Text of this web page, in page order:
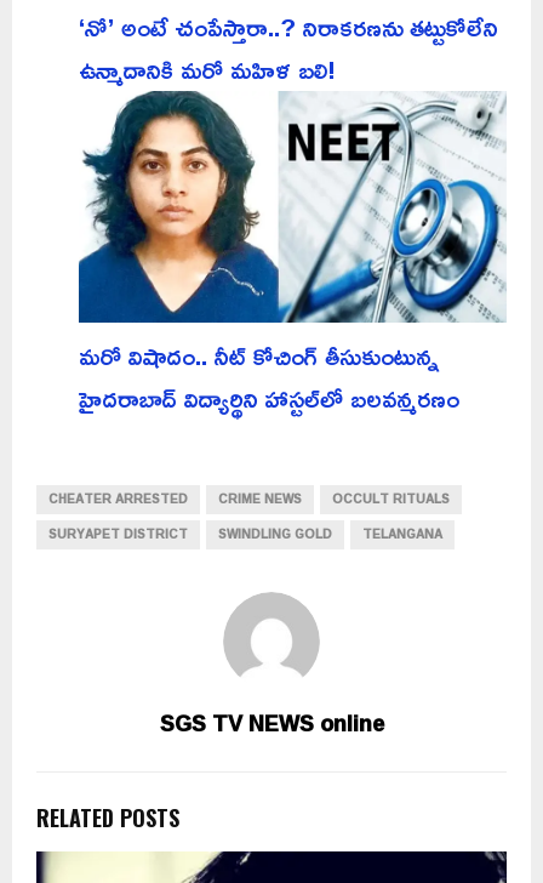
‘నో’ అంటే చంపేస్తారా..? నిరాకరణను తట్టుకోలేని
ఉన్మాదానికి మరో మహిళ బలి!
మరో విషాదం.. నీట్ కోచింగ్ తీసుకుంటున్న
హైదరాబాద్ విద్యార్థిని హాస్టల్‌లో బలవన్మరణం
CHEATER ARRESTED CRIME NEWS
OCCULT RITUALS
SURYAPET DISTRICT
SWINDLING GOLD TELANGANA
SGS TV NEWS online
RELATED POSTS